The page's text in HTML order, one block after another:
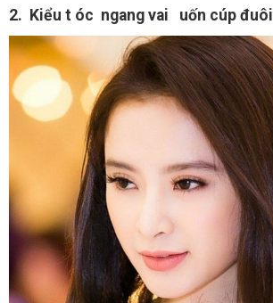
2. Kiểu t óc ngang vai uốn cúp đuôi